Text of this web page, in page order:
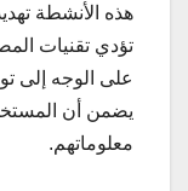
هذه الأنشطة
تؤدي تقنيات
على الوجه إلى
يضمن أن
معلوماتهم.